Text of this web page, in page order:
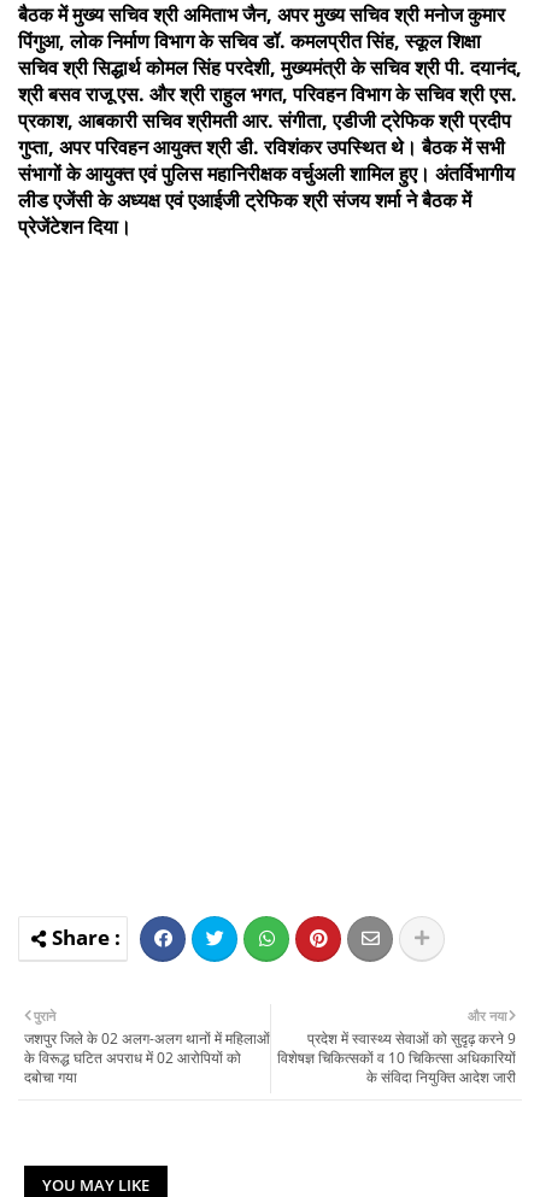
बैठक में मुख्य सचिव श्री अमिताभ जैन, अपर मुख्य सचिव श्री मनोज कुमार
पिंगुआ, लोक निर्माण विभाग के सचिव डॉ. कमलप्रीत सिंह, स्कूल शिक्षा
सचिव श्री सिद्धार्थ कोमल सिंह परदेशी, मुख्यमंत्री के सचिव श्री पी. दयानंद,
श्री बसव राजू एस. और श्री राहुल भगत, परिवहन विभाग के सचिव श्री एस.
प्रकाश, आबकारी सचिव श्रीमती आर. संगीता, एडीजी ट्रेफिक श्री प्रदीप
गुप्ता, अपर परिवहन आयुक्त श्री डी. रविशंकर उपस्थित थे। बैठक में सभी
संभागों के आयुक्त एवं पुलिस महानिरीक्षक वर्चुअली शामिल हुए। अंतर्विभागीय
लीड एजेंसी के अध्यक्ष एवं एआईजी ट्रेफिक श्री संजय शर्मा ने बैठक में
प्रेजेंटेशन दिया।
और नया
प्रदेश में स्वास्थ्य सेवाओं को सुदृढ़ करने 9
विशेषज्ञ चिकित्सकों व 10 चिकित्सा अधिकारियों
के संविदा नियुक्ति आदेश जारी
पुराने
जशपुर जिले के 02 अलग-अलग थानों में महिलाओं
के विरूद्ध घटित अपराध में 02 आरोपियों को
दबोचा गया
YOU MAY LIKE